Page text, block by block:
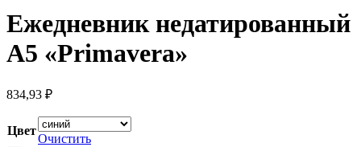
Ежедневник недатированный
А5 «Primavera»
834,93 ₽
Цвет
Очистить